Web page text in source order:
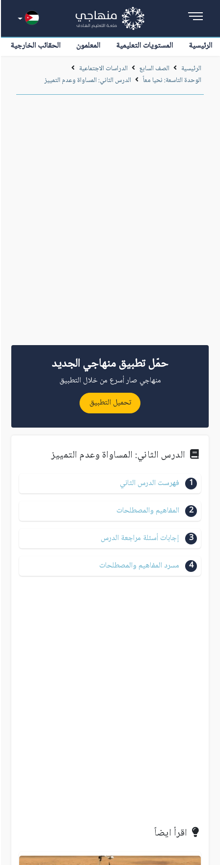
الرئيسية المستويات التعليمية المعلمون الحقائب الخارجية
الرئيسية الصف السابع
الدراسات الاجتماعية
الوحدة التاسعة: نحيا معاً
الدرس الثاني: المساواة وعدم التمييز
حمّل تطبيق منهاجي الجديد
منهاجي صار أسرع من خلال التطبيق
تحميل التطبيق
الدرس الثاني: المساواة وعدم التمييز
1 فهرست الدرس الثاني
2 المفاهيم والمصطلحات
3 إجابات أسئلة مراجعة الدرس
4 مسرد المفاهيم والمصطلحات
اقرأ ايضاً